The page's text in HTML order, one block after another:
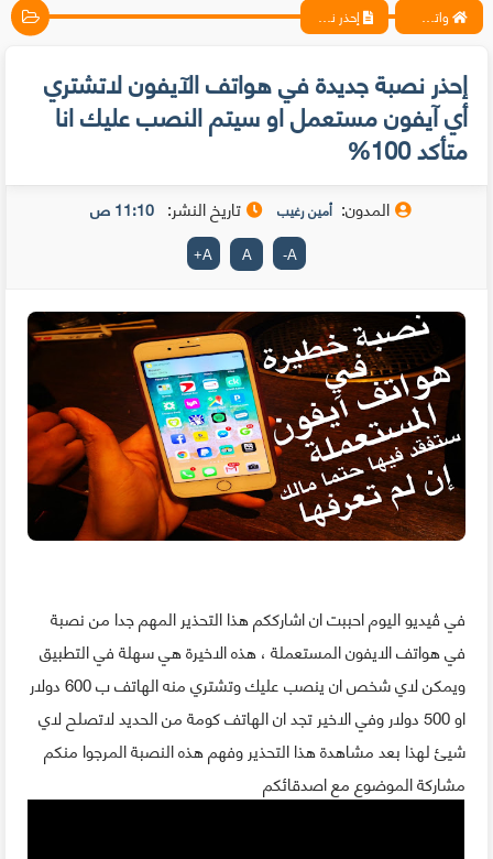
واتس آب ، فيسبوك ، أنترنت ، شروحات تقنية حصرية - المحترف إحذر نصبة جديدة في هواتف الآيفون لاتشتري أي آيفون مستعمل او سيتم النصب عليك انا متأكد 100%
إحذر نصبة جديدة في هواتف الآيفون لاتشتري
أي آيفون مستعمل او سيتم النصب عليك انا
متأكد 100%
المدون: أمين رغيب تاريخ النشر: 11:10 ص
A
-
A
A
+
في ڤيديو اليوم احببت ان اشارككم هذا التحذير المهم جدا من نصبة
في هواتف الايفون المستعملة ، هذه الاخيرة هي سهلة في التطبيق
ويمكن لاي شخص ان ينصب عليك وتشتري منه الهاتف ب 600 دولار
او 500 دولار وفي الاخير تجد ان الهاتف كومة من الحديد لاتصلح لاي
شيئ لهذا بعد مشاهدة هذا التحذير وفهم هذه النصبة المرجوا منكم
مشاركة الموضوع مع اصدقائكم